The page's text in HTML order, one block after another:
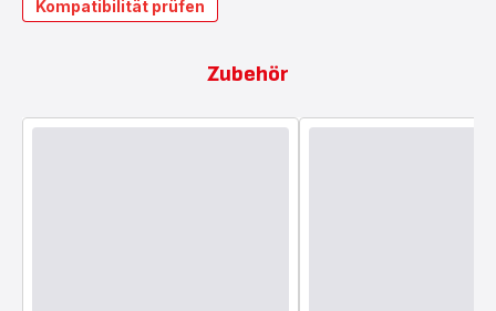
Kompatibilität prüfen
Zubehör